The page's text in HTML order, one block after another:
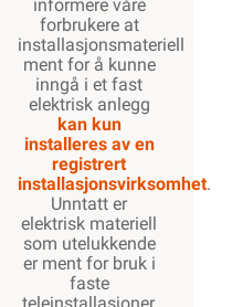
informere våre
forbrukere at
installasjonsmateriell
ment for å kunne
inngå i et fast
elektrisk anlegg
kan kun
installeres av en
registrert
installasjonsvirksomhet.
Unntatt er
elektrisk materiell
som utelukkende
er ment for bruk i
faste